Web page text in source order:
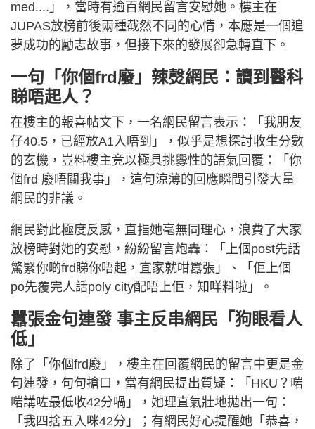
med....」，當時有逾百網民留言安慰她。樓主在
JUPAS放榜前後兩種截然不同的心情，本應是一個追
夢成功的勵志故事，但接下來的發展卻急轉直下。
一句「你個frd廢」辣㷫網民：讀到醫科
睇唔起人？
在樓主的報喜帖文下，一名網民留言表示：「我朋友
仔40.5，已經放A1入唔到」，似乎是想探討收生分數
的玄機，豈料樓主竟以極具挑釁性的語氣回覆：「你
個frd 廢唔關我事」，這句涼薄的回應瞬間引發大量
網民的非議。
網民對此極度反感，直指她毫無同理心，浪費了大家
放榜時對她的安慰，紛紛留言炮轟：「上個post先話
驚緊你啲frd睇你唔起，宜家就咁囂張」、「佢上個
po先覆完人話poly city配唔上佢，知咩料啦」。
囂張金句連發 事主反串網民「狗眼看人
低」
除了「你個frd廢」，樓主在回覆網民的留言中更是金
句連發，句句搶口，當有網民提出質疑：「HKU？啱
啱講咗最低收42分喎」，她理直氣壯地拋出一句：
「我四捨五入咪42分」；有網民好心提醒她「恭喜，